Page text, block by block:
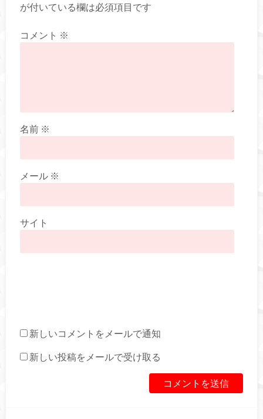
が付いている欄は必須項目です
コメント ※
名前 ※
メール ※
サイト
新しいコメントをメールで通知
新しい投稿をメールで受け取る